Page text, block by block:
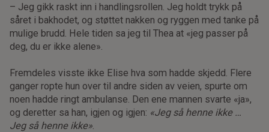
– Jeg gikk raskt inn i handlingsrollen. Jeg holdt trykk på
såret i bakhodet, og støttet nakken og ryggen med tanke på
mulige brudd. Hele tiden sa jeg til Thea at «jeg passer på
deg, du er ikke alene».
Fremdeles visste ikke Elise hva som hadde skjedd. Flere
ganger ropte hun over til andre siden av veien, spurte om
noen hadde ringt ambulanse. Den ene mannen svarte «ja»,
og deretter sa han, igjen og igjen: «Jeg så henne ikke …
Jeg så henne ikke»